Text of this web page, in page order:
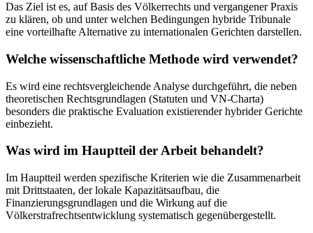
Das Ziel ist es, auf Basis des Völkerrechts und vergangener Praxis
zu klären, ob und unter welchen Bedingungen hybride Tribunale
eine vorteilhafte Alternative zu internationalen Gerichten darstellen.
Welche wissenschaftliche Methode wird verwendet?
Es wird eine rechtsvergleichende Analyse durchgeführt, die neben
theoretischen Rechtsgrundlagen (Statuten und VN-Charta)
besonders die praktische Evaluation existierender hybrider Gerichte
einbezieht.
Was wird im Hauptteil der Arbeit behandelt?
Im Hauptteil werden spezifische Kriterien wie die Zusammenarbeit
mit Drittstaaten, der lokale Kapazitätsaufbau, die
Finanzierungsgrundlagen und die Wirkung auf die
Völkerstrafrechtsentwicklung systematisch gegenübergestellt.